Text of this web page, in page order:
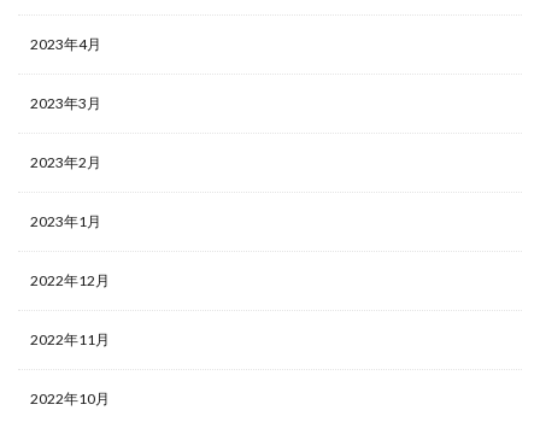
2023年4月
2023年3月
2023年2月
2023年1月
2022年12月
2022年11月
2022年10月